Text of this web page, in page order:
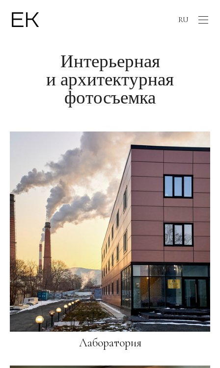
RU
Интерьерная
и архитектурная
фотосъемка
Лаборатория